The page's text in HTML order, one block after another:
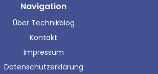
Navigation
Über Technikblog
Kontakt
Impressum
Datenschutzerklärung